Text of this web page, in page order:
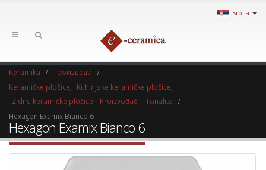
Srbija
Keramika
Производи
Keramičke pločice
Kuhinjske keramičke pločice
Zidne keramičke pločice
Proizvođači
Tonalite
Hexagon Examix Bianco 6
Hexagon Examix Bianco 6